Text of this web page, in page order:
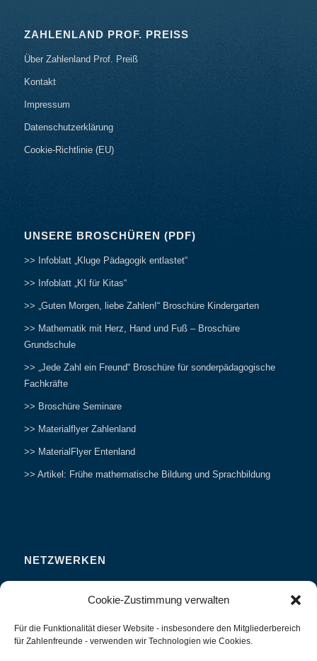
Cookie-Zustimmung verwalten
Für die Funktionalität dieser Website - insbesondere den Mitgliederbereich
für Zahlenfreunde - verwenden wir Technologien wie Cookies.
ZAHLENLAND PROF. PREISS
Über Zahlenland Prof. Preiß
Kontakt
Impressum
Datenschutzerklärung
Cookie-Richtlinie (EU)
UNSERE BROSCHÜREN (PDF)
>> Infoblatt „Kluge Pädagogik entlastet“
>> Infoblatt „KI für Kitas“
>> „Guten Morgen, liebe Zahlen!“ Broschüre Kindergarten
>> Mathematik mit Herz, Hand und Fuß – Broschüre
Grundschule
>> „Jede Zahl ein Freund“ Broschüre für sonderpädagogische
Fachkräfte
>> Broschüre Seminare
>> Materialflyer Zahlenland
>> MaterialFlyer Entenland
>> Artikel: Frühe mathematische Bildung und Sprachbildung
NETZWERKEN
Studieren